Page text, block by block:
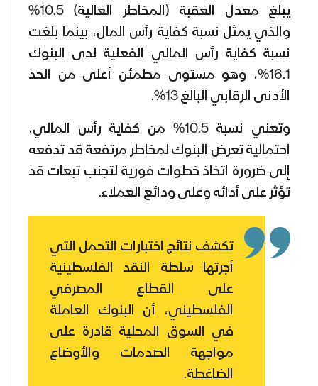
يبلغ معدل العقبة (المخاطر العالية) 10.5%
والذي يمثل نسبة كفاية رأس المال، بينما بلغت
نسبة كفاية رأس المالي الفعلية لدى البنوك
16.1%، وهو مستوى مطمئن أعلى من الحد
الأدنى الرقابي البالغ 13%.
وتعني نسبة 10.5% من كفاية رأس المالي،
احتمالية تعرض البنوك لمخاطر مرتفعة قد تدفعه
إلى ضرورة اتخاذ خطوات فورية لتجنب تبعات قد
تؤثر على أدائه وعلى ودائع العملاء.
تكشف نتائج اختبارات التحمل التي
أجرتها سلطة النقد الفلسطينية
على القطاع المصرفي
الفلسطيني، أن البنوك العاملة
في السوق المحلية قادرة على
مواجهة الصدمات والأوضاع
الضاغطة.